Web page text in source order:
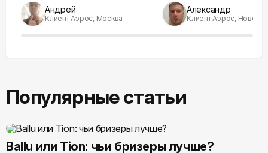
Андрей
Клиент Аэрос, Москва
Александр
Клиент Аэрос,
Популярные статьи
Ballu или Tion: чьи бризеры лучше?